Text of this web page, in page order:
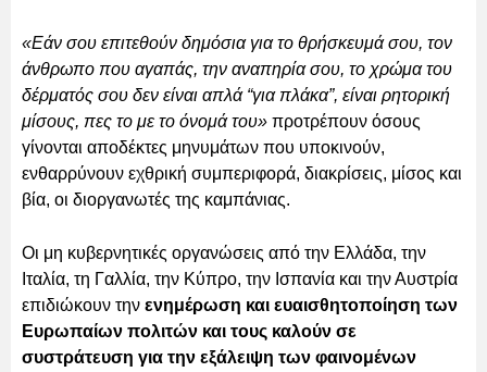
«Εάν σου επιτεθούν δημόσια για το θρήσκευμά σου, τον
άνθρωπο που αγαπάς, την αναπηρία σου, το χρώμα του
δέρματός σου δεν είναι απλά “για πλάκα”, είναι ρητορική
μίσους, πες το με το όνομά του» προτρέπουν όσους
γίνονται αποδέκτες μηνυμάτων που υποκινούν,
ενθαρρύνουν εχθρική συμπεριφορά, διακρίσεις, μίσος και
βία, οι διοργανωτές της καμπάνιας.
Οι μη κυβερνητικές οργανώσεις από την Ελλάδα, την
Ιταλία, τη Γαλλία, την Κύπρο, την Ισπανία και την Αυστρία
επιδιώκουν την ενημέρωση και ευαισθητοποίηση των
Ευρωπαίων πολιτών και τους καλούν σε
συστράτευση για την εξάλειψη των φαινομένων